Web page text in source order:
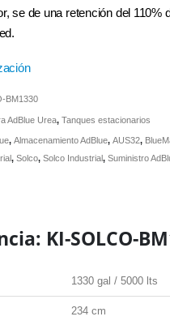
se de una retención del 110%
BM1330
AdBlue Urea, Tanques estacionarios
, Almacenamiento AdBlue, AUS32,
, Solco, Solco Industrial, Suministro
KI-SOLCO-
1330 gal / 5000 lts
234 cm